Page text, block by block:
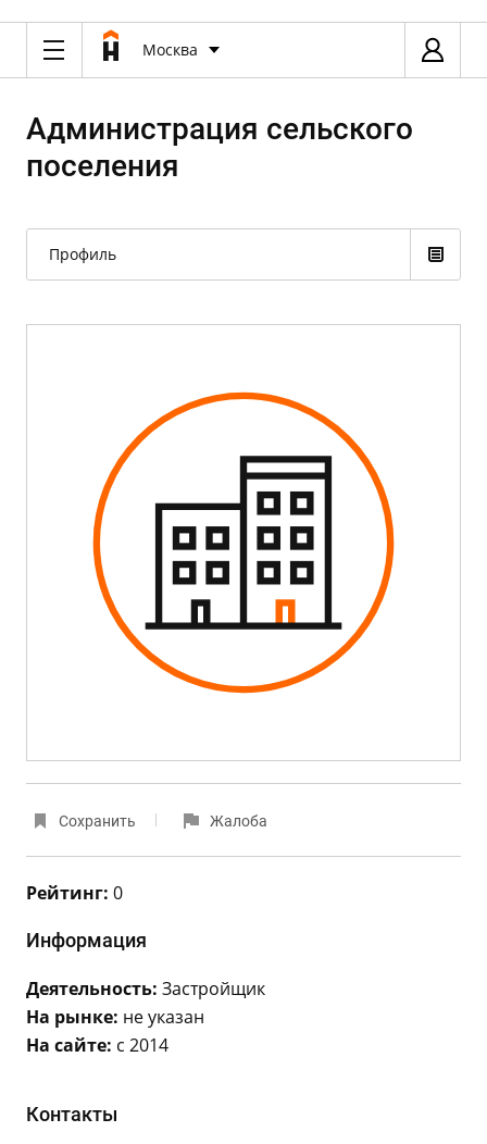
Москва
Администрация сельского
поселения
Профиль
Сохранить Жалоба
Рейтинг: 0
Информация
Деятельность: Застройщик
На рынке: не указан
На сайте: с 2014
Контакты